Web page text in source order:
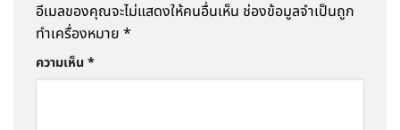
อีเมลของคุณจะไม่แสดงให้คนอื่นเห็น ช่องข้อมูลจำเป็นถูก
ทำเครื่องหมาย *
ความเห็น*